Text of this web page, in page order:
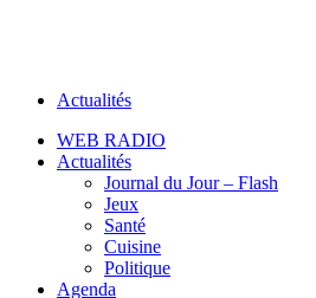
Actualités
WEB RADIO
Actualités
Journal du Jour – Flash
Jeux
Santé
Cuisine
Politique
Agenda